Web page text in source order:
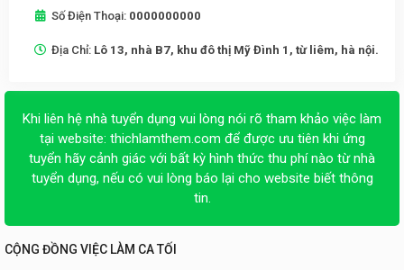
Số Điện Thoại: 0000000000
Địa Chỉ: Lô 13, nhà B7, khu đô thị Mỹ Đình 1, từ liêm, hà nội.
Khi liên hệ nhà tuyển dụng vui lòng nói rõ tham khảo việc làm
tại website: thichlamthem.com để được ưu tiên khi ứng
tuyển hãy cảnh giác với bất kỳ hình thức thu phí nào từ nhà
tuyển dụng, nếu có vui lòng báo lại cho website biết thông
tin.
CỘNG ĐỒNG VIỆC LÀM CA TỐI